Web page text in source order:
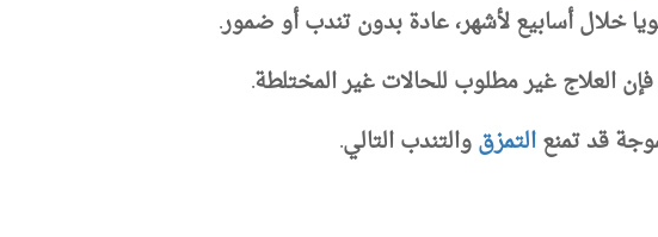
خلال أسابيع لأشهر، عادة بدون تندب أو ضمور.
فإن العلاج غير مطلوب للحالات غير المختلطة.
قد تمنعالتمزقوالتندب التالي.